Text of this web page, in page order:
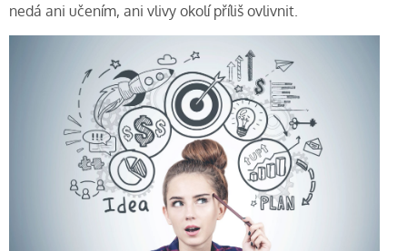
nedá ani učením, ani vlivy okolí příliš ovlivnit.